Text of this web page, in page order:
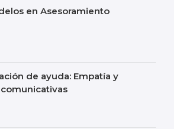
en Asesoramiento
de ayuda: Empatía y